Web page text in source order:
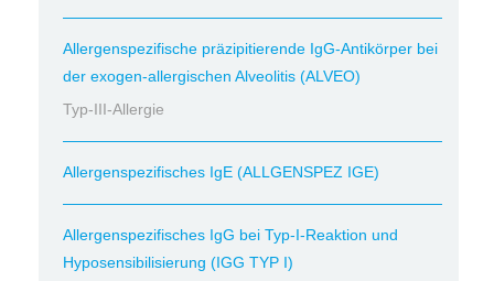
Allergenspezifische präzipitierende IgG-Antikörper bei
der exogen-allergischen Alveolitis (ALVEO)
Typ-III-Allergie
Allergenspezifisches IgE (ALLGENSPEZ IGE)
Allergenspezifisches IgG bei Typ-I-Reaktion und
Hyposensibilisierung (IGG TYP I)